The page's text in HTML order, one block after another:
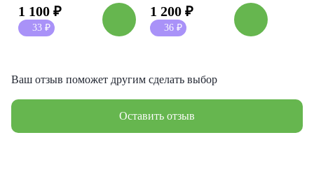
1 100 ₽
33 ₽
1 200 ₽
36 ₽
Ваш отзыв поможет другим сделать выбор
Оставить отзыв